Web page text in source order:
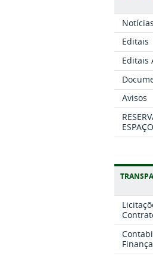
Notícias
Editais
Editais
Avisos